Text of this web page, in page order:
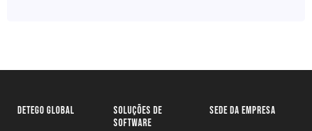
DETEGO GLOBAL
SOLUÇÕES DE
SOFTWARE
SEDE DA EMPRESA